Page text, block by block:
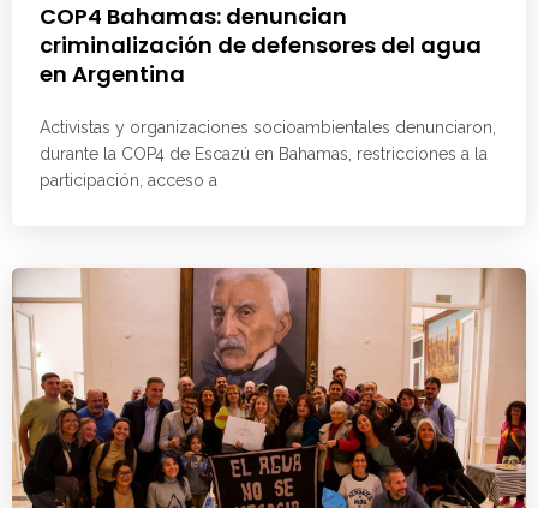
COP4 Bahamas: denuncian
criminalización de defensores del agua
en Argentina
Activistas y organizaciones socioambientales denunciaron,
durante la COP4 de Escazú en Bahamas, restricciones a la
participación, acceso a